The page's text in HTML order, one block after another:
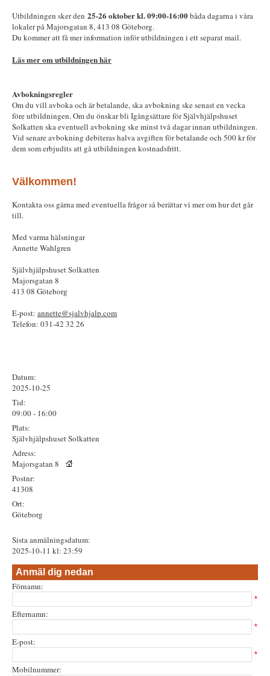
Utbildningen sker den 25-26 oktober kl. 09:00-16:00båda dagarna i våra
lokaler på Majorsgatan 8, 413 08 Göteborg.
Du kommer att få mer information inför utbildningen i ett separat mail.
Läs mer om utbildningen här
Avbokningsregler
Om du vill avboka och är betalande, ska avbokning ske senast en vecka
före utbildningen. Om du önskar bli Igångsättare för Självhjälpshuset
Solkatten ska eventuell avbokning ske minst två dagar innan utbildningen.
Vid senare avbokning debiteras halva avgiften för betalande och 500 kr för
dem som erbjudits att gå utbildningen kostnadsfritt.
Välkommen!
Kontakta oss gärna med eventuella frågor så berättar vi mer om hur det går
till.
Med varma hälsningar
Annette Wahlgren
Självhjälpshuset Solkatten
Majorsgatan 8
413 08 Göteborg
E-post: annette@sjalvhjalp.com
Telefon: 031-42 32 26
Datum:
2025-10-25
Tid:
09:00 - 16:00
Plats:
Självhjälpshuset Solkatten
Adress:
Majorsgatan 8
Postnr:
41308
Ort:
Göteborg
Sista anmälningsdatum:
2025-10-11 kl: 23:59
Anmäl dig nedan
Förnamn:
*
Efternamn:
*
E-post:
*
Mobilnummer: